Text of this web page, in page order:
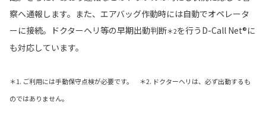
察へ通報します。また、エアバッグ作動時には自動でオペレータ
ーに接続。ドクターヘリ等の早期出動判断＊2を行うD-Call Net®に
も対応しています。
＊1. ご利用には手動保守点検が必要です。 ＊2. ドクターヘリは、必ず出動するも
のではありません。